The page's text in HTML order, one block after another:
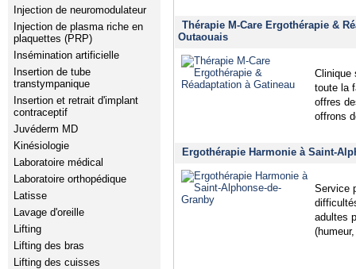
Injection de neuromodulateur
Injection de plasma riche en
plaquettes (PRP)
Insémination artificielle
Insertion de tube
transtympanique
Insertion et retrait d'implant
contraceptif
Juvéderm MD
Kinésiologie
Laboratoire médical
Laboratoire orthopédique
Latisse
Lavage d'oreille
Lifting
Lifting des bras
Lifting des cuisses
Thérapie M-Care Ergothérapie &
Outaouais
Clinique
toute la
offres
offrons
Ergothérapie Harmonie à Saint-
Service
adultes